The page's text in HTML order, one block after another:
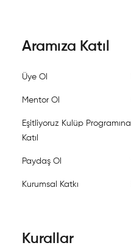
Aramıza Katıl
Üye Ol
Mentor Ol
Eşitliyoruz Kulüp Programına
Katıl
Paydaş Ol
Kurumsal Katkı
Kurallar